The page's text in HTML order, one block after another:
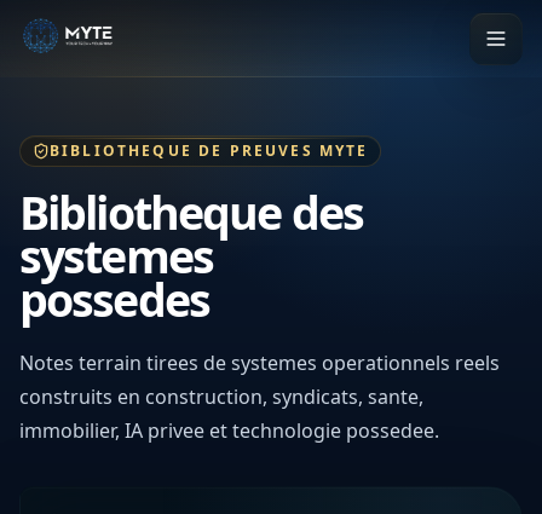
BIBLIOTHEQUE DE PREUVES MYTE
Bibliotheque des
systemes
possedes
Notes terrain tirees de systemes operationnels reels
construits en construction, syndicats, sante,
immobilier, IA privee et technologie possedee.